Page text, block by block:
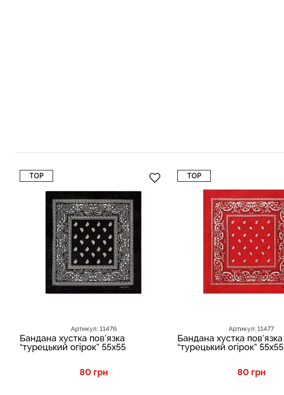
TOP
Артикул: 11476
Бандана хустка пов’язка
“турецький огірок” 55х55
80 грн
TOP
Артикул: 11477
Бандана хустка пов’язка
“турецький огірок” 55х55
80 грн